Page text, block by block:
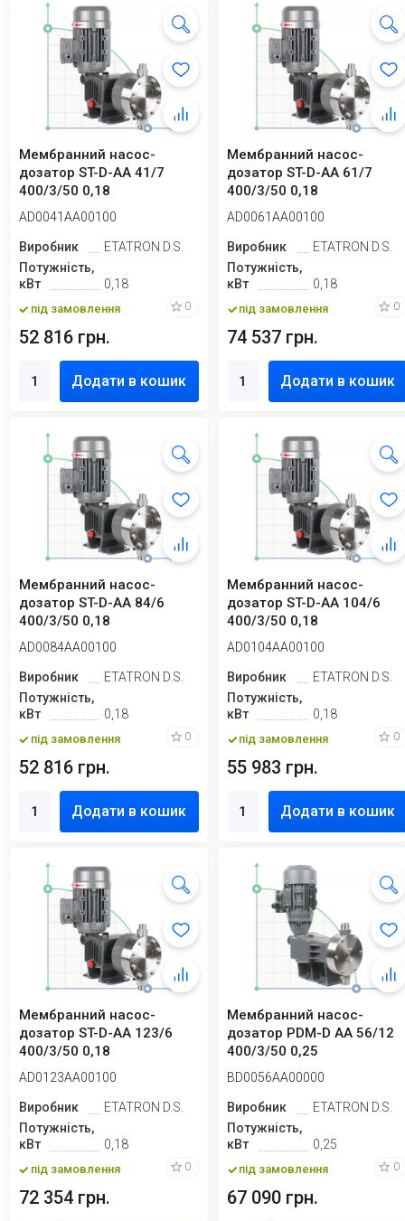
Мембранний насос-
дозатор ST-D-AA 41/7
400/3/50 0,18
AD0041AA00100
Виробник
ETATRON D.S.
Потужність,
кВт
0,18
під замовлення 0
52 816 грн.
Додати в кошик
Мембранний насос-
дозатор ST-D-AA 61/7
400/3/50 0,18
AD0061AA00100
Виробник
ETATRON D.S.
Потужність,
кВт
0,18
під замовлення 0
74 537 грн.
Додати в кошик
Мембранний насос-
дозатор ST-D-AA 84/6
400/3/50 0,18
AD0084AA00100
Виробник
ETATRON D.S.
Потужність,
кВт
0,18
під замовлення 0
52 816 грн.
Додати в кошик
Мембранний насос-
дозатор ST-D-AA 104/6
400/3/50 0,18
AD0104AA00100
Виробник
ETATRON D.S.
Потужність,
кВт
0,18
під замовлення 0
55 983 грн.
Додати в кошик
Мембранний насос-
дозатор ST-D-AA 123/6
400/3/50 0,18
AD0123AA00100
Виробник
ETATRON D.S.
Потужність,
кВт
0,18
під замовлення 0
72 354 грн.
Мембранний насос-
дозатор PDM-D AA 56/12
400/3/50 0,25
BD0056AA00000
Виробник
ETATRON D.S.
Потужність,
кВт
0,25
під замовлення 0
67 090 грн.